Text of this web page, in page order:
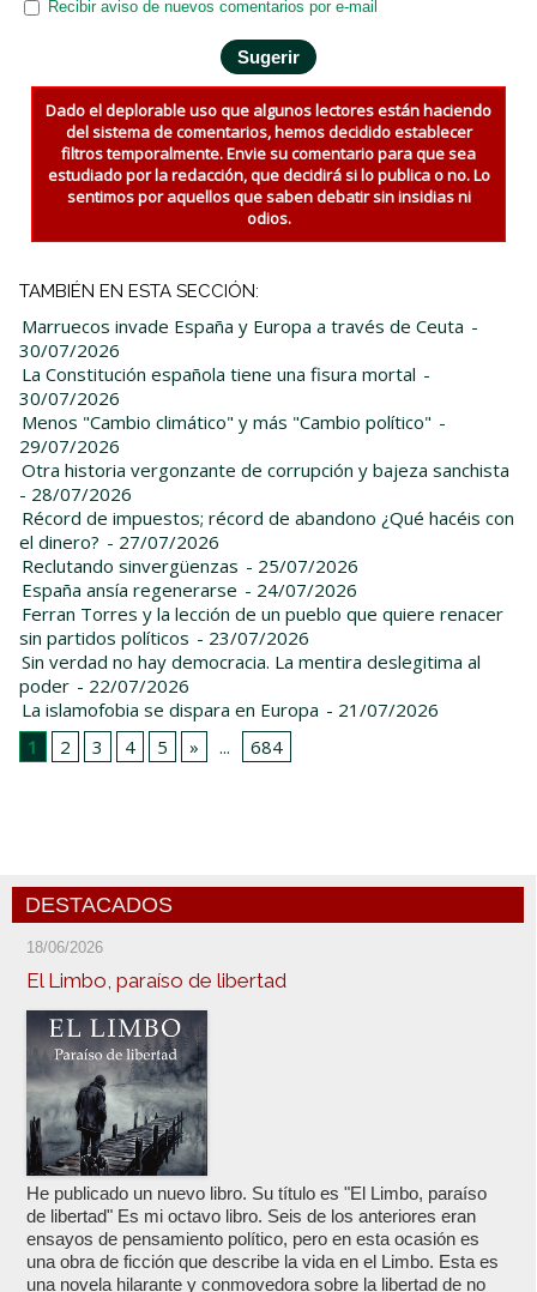
Recibir aviso de nuevos comentarios por e-mail
Dado el deplorable uso que algunos lectores están haciendo
del sistema de comentarios, hemos decidido establecer
filtros temporalmente. Envie su comentario para que sea
estudiado por la redacción, que decidirá si lo publica o no. Lo
sentimos por aquellos que saben debatir sin insidias ni
odios.
TAMBIÉN EN ESTA SECCIÓN:
Marruecos invade España y Europa a través de Ceuta -
30/07/2026
La Constitución española tiene una fisura mortal -
30/07/2026
Menos "Cambio climático" y más "Cambio político" -
29/07/2026
Otra historia vergonzante de corrupción y bajeza sanchista
- 28/07/2026
Récord de impuestos; récord de abandono ¿Qué hacéis con
el dinero? - 27/07/2026
Reclutando sinvergüenzas - 25/07/2026
España ansía regenerarse - 24/07/2026
Ferran Torres y la lección de un pueblo que quiere renacer
sin partidos políticos - 23/07/2026
Sin verdad no hay democracia. La mentira deslegitima al
poder - 22/07/2026
La islamofobia se dispara en Europa - 21/07/2026
1
2 3 4 5 » ... 684
DESTACADOS
18/06/2026
El Limbo, paraíso de libertad
He publicado un nuevo libro. Su título es "El Limbo, paraíso
de libertad" Es mi octavo libro. Seis de los anteriores eran
ensayos de pensamiento político, pero en esta ocasión es
una obra de ficción que describe la vida en el Limbo. Esta es
una novela hilarante y conmovedora sobre la libertad de no